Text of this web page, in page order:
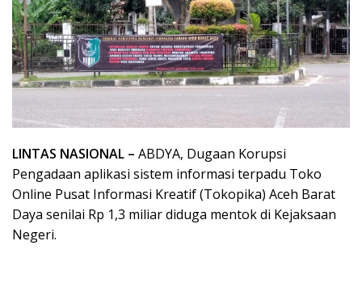
LINTAS NASIONAL – ABDYA, Dugaan Korupsi
Pengadaan aplikasi sistem informasi terpadu Toko
Online Pusat Informasi Kreatif (Tokopika) Aceh Barat
Daya senilai Rp 1,3 miliar diduga mentok di Kejaksaan
Negeri.